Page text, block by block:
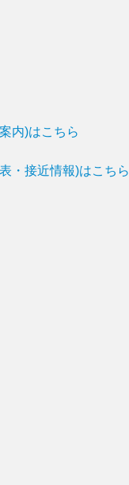
内)はこちら
・接近情報)はこちら